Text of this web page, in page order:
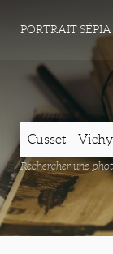
PORTRAIT SÉPIA
Rechercher une